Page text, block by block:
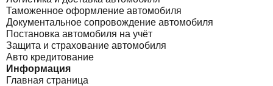
Таможенное оформление автомобиля
Документальное сопровождение автомобиля
Постановка автомобиля на учёт
Защита и страхование автомобиля
Авто кредитование
Информация
Главная страница